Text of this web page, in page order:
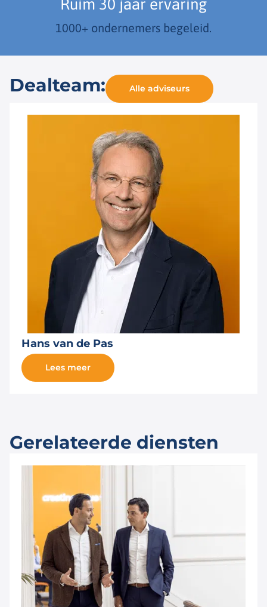
Ruim 30 jaar ervaring
1000+ ondernemers begeleid.
Dealteam: Alle adviseurs
Hans van de Pas
Lees meer
Gerelateerde diensten